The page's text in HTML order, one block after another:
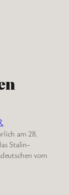
am 28.
Stalin-
vom